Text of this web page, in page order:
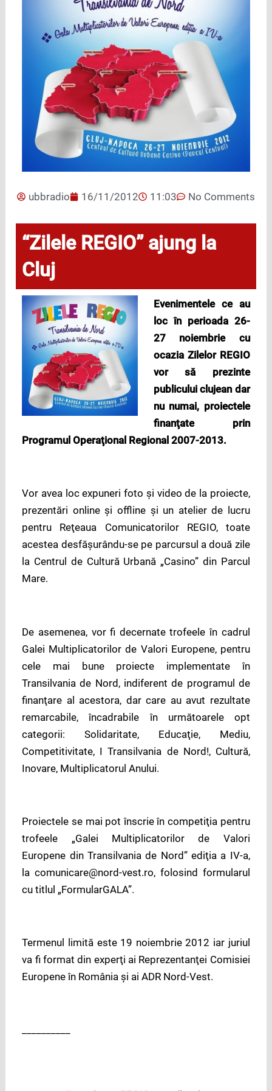
ubbradio 16/11/2012 11:03 No Comments
“Zilele REGIO” ajung la
Cluj
Evenimentele ce au
loc în perioada 26-
27 noiembrie cu
ocazia Zilelor REGIO
vor să prezinte
publicului clujean dar
nu numai, proiectele
finanţate prin
Programul Operaţional Regional 2007-2013.
Vor avea loc expuneri foto şi video de la proiecte,
prezentări online şi offline şi un atelier de lucru
pentru Reţeaua Comunicatorilor REGIO, toate
acestea desfășurându-se pe parcursul a două zile
la Centrul de Cultură Urbană „Casino” din Parcul
Mare.
De asemenea, vor fi decernate trofeele în cadrul
Galei Multiplicatorilor de Valori Europene, pentru
cele mai bune proiecte implementate în
Transilvania de Nord, indiferent de programul de
finanţare al acestora, dar care au avut rezultate
remarcabile, încadrabile în următoarele opt
categorii: Solidaritate, Educaţie, Mediu,
Competitivitate, I Transilvania de Nord!, Cultură,
Inovare, Multiplicatorul Anului.
Proiectele se mai pot înscrie în competiţia pentru
trofeele „Galei Multiplicatorilor de Valori
Europene din Transilvania de Nord” ediţia a IV-a,
la comunicare@nord-vest.ro, folosind formularul
cu titlul „FormularGALA”.
Termenul limită este 19 noiembrie 2012 iar juriul
va fi format din experţi ai Reprezentanţei Comisiei
Europene în România şi ai ADR Nord-Vest.